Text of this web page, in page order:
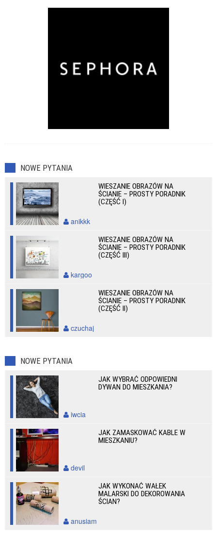
NOWE PYTANIA
WIESZANIE OBRAZÓW NA
ŚCIANIE – PROSTY PORADNIK
(CZĘŚĆ I)
anikkk
WIESZANIE OBRAZÓW NA
ŚCIANIE – PROSTY PORADNIK
(CZĘŚĆ III)
kargoo
WIESZANIE OBRAZÓW NA
ŚCIANIE – PROSTY PORADNIK
(CZĘŚĆ II)
czuchaj
NOWE PYTANIA
JAK WYBRAĆ ODPOWIEDNI
DYWAN DO MIESZKANIA?
iwcia
JAK ZAMASKOWAĆ KABLE W
MIESZKANIU?
devil
JAK WYKONAĆ WAŁEK
MALARSKI DO DEKOROWANIA
ŚCIAN?
anusiam